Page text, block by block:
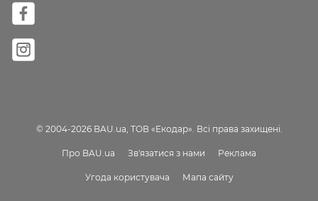
© 2004-2026 BAU.ua, ТОВ «Екодар». Всі права захищені.
Про BAU.ua Зв'язатися з нами Реклама
Угода користувача Мапа сайту